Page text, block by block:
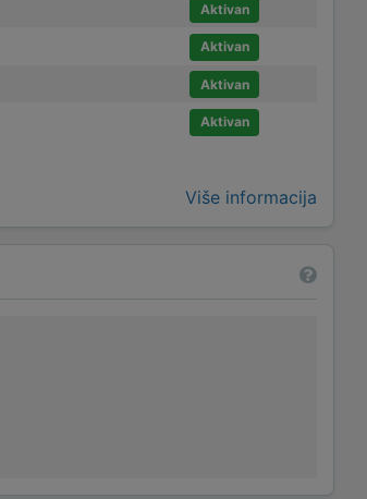
Aktivan
Aktivan
Aktivan
Aktivan
Više informacija